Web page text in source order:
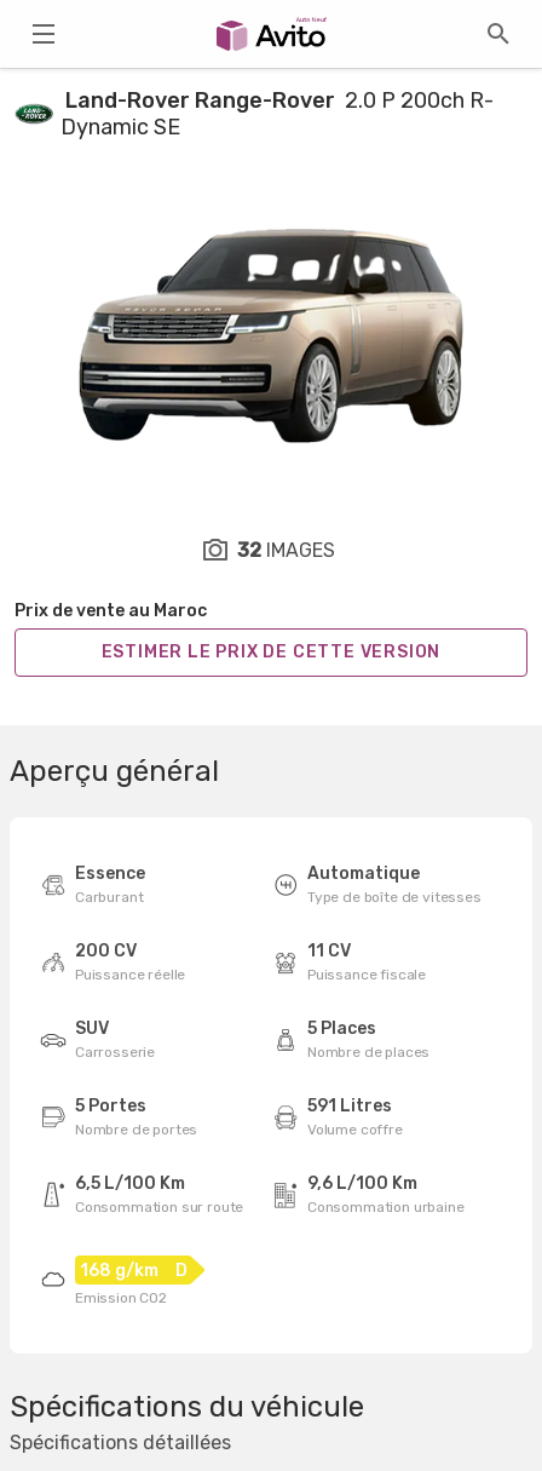
Land-Rover Range-Rover 2.0 P 200ch R-
Dynamic SE
Prix de vente au Maroc
ESTIMER LE PRIX DE CETTE VERSION
32 IMAGES
Aperçu général
Essence
Carburant
Automatique
Type de boîte de vitesses
200 CV
Puissance réelle
11 CV
Puissance fiscale
SUV
Carrosserie
5 Places
Nombre de places
5 Portes
Nombre de portes
591 Litres
Volume coffre
6,5 L/100 Km
Consommation sur route
9,6 L/100 Km
Consommation urbaine
168 g/km D
Emission CO2
Spécifications du véhicule
Spécifications détaillées